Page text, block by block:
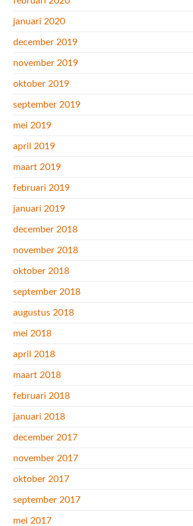
januari 2020
december 2019
november 2019
oktober 2019
september 2019
mei 2019
april 2019
maart 2019
februari 2019
januari 2019
december 2018
november 2018
oktober 2018
september 2018
augustus 2018
mei 2018
april 2018
maart 2018
februari 2018
januari 2018
december 2017
november 2017
oktober 2017
september 2017
mei 2017